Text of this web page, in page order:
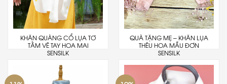
KHĂN QUÀNG CỔ LỤA TƠ
TẰM VẼ TAY HOA MAI
SENSILK
QUÀ TẶNG MẸ – KHĂN LỤA
THÊU HOA MẪU ĐƠN
SENSILK